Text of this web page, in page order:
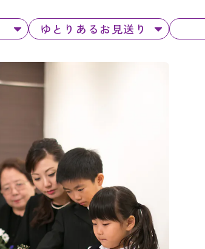
ゆとりあるお見送り